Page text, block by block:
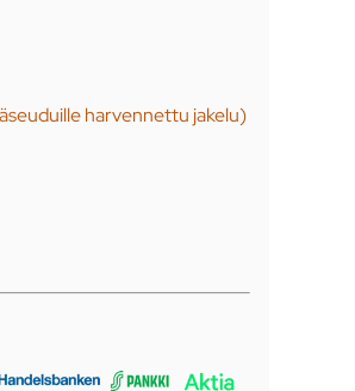
harvennettu jakelu)